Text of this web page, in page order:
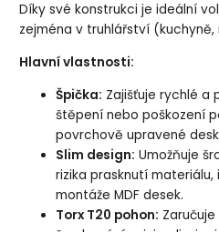
Díky své konstrukci je ideální
zejména v truhlářství
Hlavní vlastnosti:
Špička: Zajišťuje rychlé a
štěpení nebo poškození
povrchově upravené
Slim design: Umožňuje
rizika prasknutí
montáže MDF desek.
Torx T20 pohon: